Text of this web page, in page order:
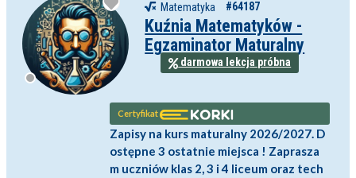
Matematyka #64187
Kuźnia Matematyków -
Egzaminator Maturalny
darmowa lekcja próbna
Certyfikat
Zapisy na kurs maturalny 2026/2027. D
ostępne 3 ostatnie miejsca ! Zaprasza
m uczniów klas 2, 3 i 4 liceum oraz tech